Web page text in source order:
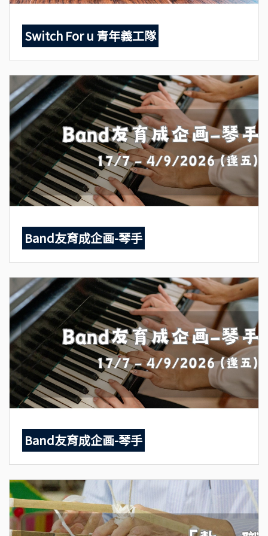
Switch For u 青年義工隊
Band友育成企画-琴手
Band友育成企画-琴手